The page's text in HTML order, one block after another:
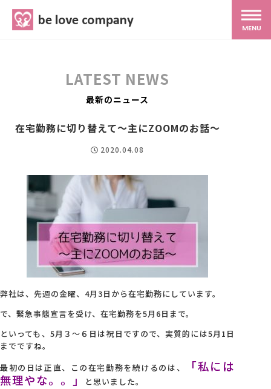
MENU
MG研修
スタッフ紹介
最新ブログ
会社概要
アクセス
採用情報
LATEST NEWS
最新のニュース
在宅勤務に切り替えて～主にZOOMのお話～
2020.04.08
弊社は、先週の金曜、4月3日から在宅勤務にしています。
で、緊急事態宣言を受け、在宅勤務を5月6日まで。
といっても、5月３～６日は祝日ですので、実質的には5月1日
までですね。
最初の日は正直、この在宅勤務を続けるのは、
「私には
無理やな。。」
と思いました。